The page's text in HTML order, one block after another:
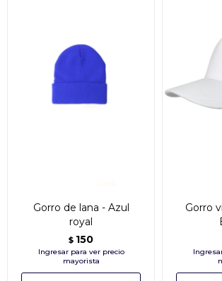
Gorro de lana - Azul
royal
$ 150
Gorro